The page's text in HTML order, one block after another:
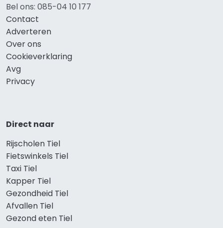
Bel ons: 085-04 10 177
Contact
Adverteren
Over ons
Cookieverklaring
Avg
Privacy
Direct naar
Rijscholen Tiel
Fietswinkels Tiel
Taxi Tiel
Kapper Tiel
Gezondheid Tiel
Afvallen Tiel
Gezond eten Tiel